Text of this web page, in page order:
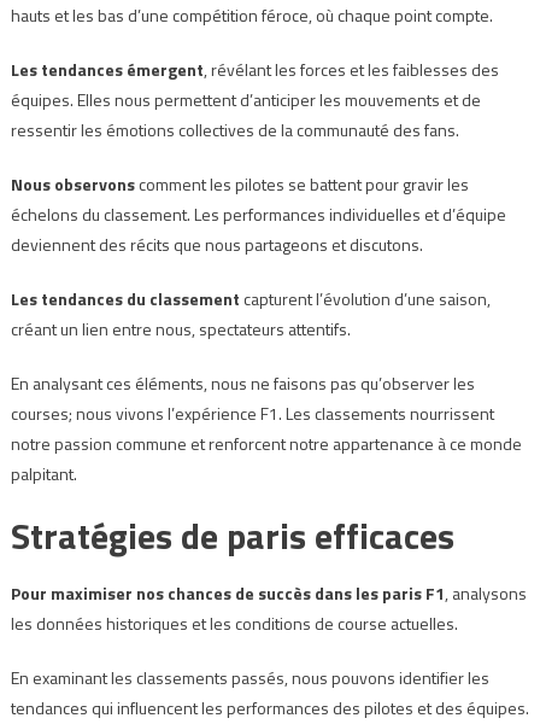
hauts et les bas d’une compétition féroce, où chaque point compte.
Les tendances émergent, révélant les forces et les faiblesses des
équipes. Elles nous permettent d’anticiper les mouvements et de
ressentir les émotions collectives de la communauté des fans.
Nous observonscomment les pilotes se battent pour gravir les
échelons du classement. Les performances individuelles et d’équipe
deviennent des récits que nous partageons et discutons.
Les tendances du classement capturent l’évolution d’une saison,
créant un lien entre nous, spectateurs attentifs.
En analysant ces éléments, nous ne faisons pas qu’observer les
courses; nous vivons l’expérience F1. Les classements nourrissent
notre passion commune et renforcent notre appartenance à ce monde
palpitant.
Stratégies de paris efficaces
Pour maximiser nos chances de succès dans les paris F1, analysons
les données historiques et les conditions de course actuelles.
En examinant les classements passés, nous pouvons identifier les
tendances qui influencent les performances des pilotes et des équipes.